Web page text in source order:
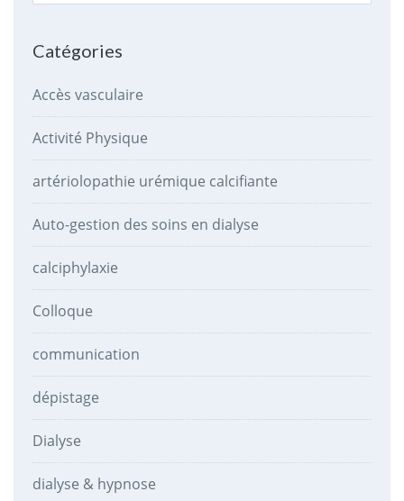
Catégories
Accès vasculaire
Activité Physique
artériolopathie urémique calcifiante
Auto-gestion des soins en dialyse
calciphylaxie
Colloque
communication
dépistage
Dialyse
dialyse & hypnose